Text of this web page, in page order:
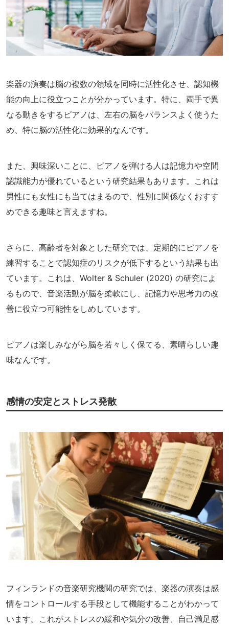
楽器の演奏は脳の複数の領域を同時に活性化させ、認知機
能の向上に役立つことが分かっています。特に、両手で異
なる動きをするピアノは、左右の脳をバランスよく使うた
め、特に脳の活性化に効果的なんです。
また、興味深いことに、ピアノを弾ける人は記憶力や空間
認識能力が優れているという研究結果もあります。これは
男性にも女性にも当てはまるので、性別に関係なくおすす
めできる趣味と言えますね。
さらに、高齢者を対象とした研究では、定期的にピアノを
練習することで認知症のリスクが低下するという結果も出
ています。これは、Wolter & Schuler (2020) の研究によ
るもので、音楽活動が脳を柔軟にし、記憶力や思考力の改
善に役立つ可能性をしめしています。
ピアノは楽しみながら脳を若々しく保てる、素晴らしい趣
味なんです。
感情の安定とストレス発散
フィンランドの音楽研究機関の研究では、楽器の演奏は感
情をコントロールする手段として機能することがわかって
います。これがストレスの緩和や気分の改善、自己満足感